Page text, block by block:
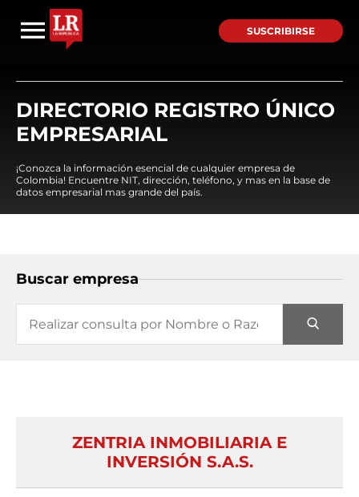
SUSCRIBIRSE
DIRECTORIO REGISTRO ÚNICO
EMPRESARIAL
¡Conozca la información esencial de cualquier empresa de
Colombia! Encuentre NIT, dirección, teléfono, y mas en la base de
datos empresarial mas grande del país.
Buscar empresa
ZENTRIA INMOBILIARIA E
INVERSIÓN S.A.S.